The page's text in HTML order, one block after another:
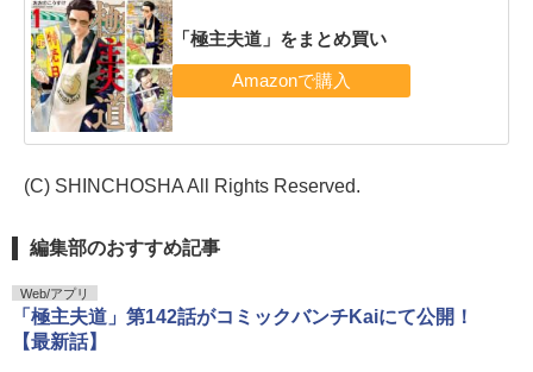
「極主夫道」をまとめ買い
(C) SHINCHOSHA All Rights Reserved.
編集部のおすすめ記事
Web/アプリ
「極主夫道」第142話がコミックバンチKaiにて公開！
【最新話】